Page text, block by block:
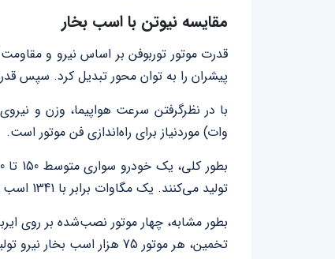
مقایسه نیوتن با اسب بخار
قدرت موتور توربوفن بر اساس نیرو و
پیشران را به توان محور تبدیل کرد. سپس
با در نظرگرفتن سرعت هواپیما، وزن و
وات) موردنیاز برای راه‌اندازی فن موتور است.
بطور کلی، یک خودرو سواری متوسط 150 تا 200 اسب بخار توان تولید کرده، در حالی که دو موتور یک
تولید می‌کنند. یک مگاوات برابر با 1341 اسب بخار مکانیکی است. بنابراین، دو موتور GE90 در مثال ارائه‌شده تقریبا 61700 اسب بخار توان تولید می‌کنند.
تخمین، هر موتور 75 هزار اسب بخار نیرو تولید می‌کند.